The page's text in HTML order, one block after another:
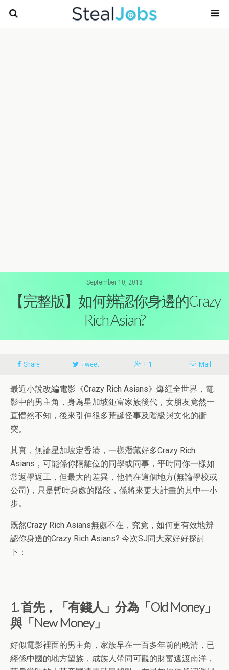
September 10, 2018
【完整版】如何辨認你身邊的Crazy
Rich Asian?
Share Tweet + 1 Mail
最近小說改編電影《Crazy Rich Asians》爆紅全世界，電
影中的男主角，身為星加坡鉅富家族後代，女朋友竟然一
直懵然不知，後來引伸很多荒誕怪事及階級與文化的衝
突。
其實，無論星加坡定香港，一樣潛藏好多Crazy Rich
Asians，可能係你隔離位的同學或同事，平時同你一樣如
常返學返工，但最大的差異，他們在這個地方(無論學校或
公司)，只是暫時身處的階段，係將來更大計畫的其中一小
步。
既然Crazy Rich Asians無處不在，究竟，如何更有效地辨
認你身邊的Crazy Rich Asians? 今次SJ同大家好好探討
下：
1. 首先，「有錢人」分為「Old Money」
與「New Money」
好似電影裡面的男主角，家族早在一百多年前的晚清，已
經係中國的地方望族，成族人帶同可觀的財富遠渡南洋，